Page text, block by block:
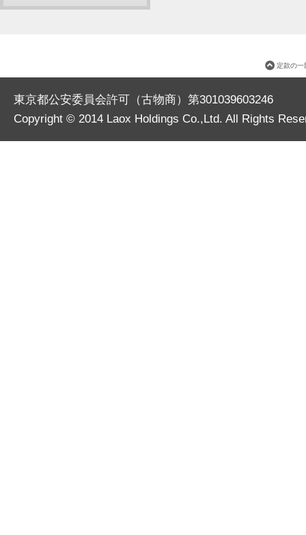
定款の一
東京都公安委員会許可（古物商）第301039603246
Copyright © 2014 Laox Holdings Co.,Ltd. All Rights